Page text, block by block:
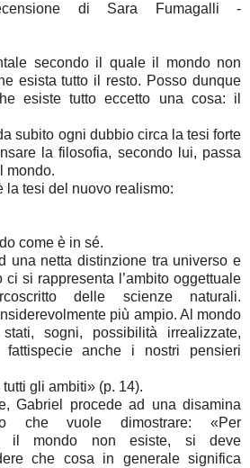
di Sara Fumagalli -
secondo il quale il mondo non
esista tutto il resto. Posso dunque
esiste tutto eccetto una cosa: il
subito ogni dubbio circa la tesi forte
la filosofia, secondo lui, passa
mondo.
la tesi del nuovo realismo:
come è in sé.
una netta distinzione tra universo e
si rappresenta l’ambito oggettuale
delle scienze naturali.
più ampio. Al mondo
sogni, possibilità irrealizzate,
anche i nostri pensieri
tutti gli ambiti» (p. 14).
Gabriel procede ad una disamina
che vuole dimostrare: «Per
il mondo non esiste, si deve
che cosa in generale significa